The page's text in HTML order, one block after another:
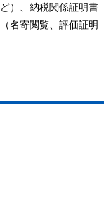
）、納税関係証明書
名寄閲覧、評価証明